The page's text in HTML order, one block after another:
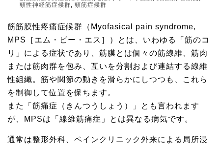
頸性神経筋症候群, 頸筋症候群
筋筋膜性疼痛症候群（Myofasical pain syndrome,
MPS［エム・ピー・エス］）とは、いわゆる「筋のコ
リ」による症状であり、筋膜とは個々の筋線維、筋肉
または筋肉群を包み、互いを分割および連結する線維
性組織。筋や関節の動きを滑らかにしつつも、これら
を制御して位置を保ちます。
また「筋痛症（きんつうしょう）」とも言われます
が、MPSは「線維筋痛症」とは異なる病気です。
通常は整形外科、ペインクリニック外来による局所浸